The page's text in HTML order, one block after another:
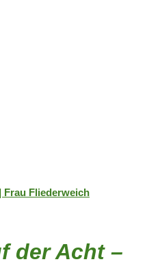
Frau Fliederweich
der Acht –